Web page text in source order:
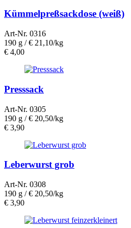
Kümmelpreßsackdose (weiß)
Art-Nr. 0316
190 g /€ 21,10/kg
€ 4,00
Presssack
Art-Nr. 0305
190 g /€ 20,50/kg
€ 3,90
Leberwurst grob
Art-Nr. 0308
190 g /€ 20,50/kg
€ 3,90